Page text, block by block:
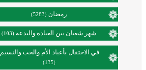
رمضان (5283)
شهر شعبان بين العبادة والبدعة (103)
في الاحتفال بأعياد الأم والحب والنسيم
(135)